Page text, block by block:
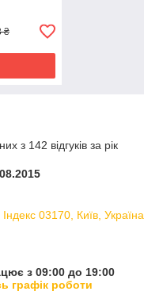
₴
з 142 відгуків за рік
03170, Київ, Україна
з 09:00 до 19:00
графік роботи